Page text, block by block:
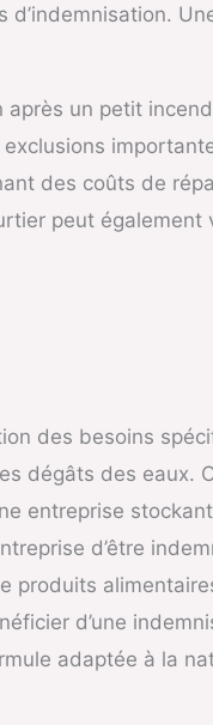
après un petit
des coûts de
peut également
des besoins
dégâts des eaux.
entreprise
d’être
d’une
adaptée à la